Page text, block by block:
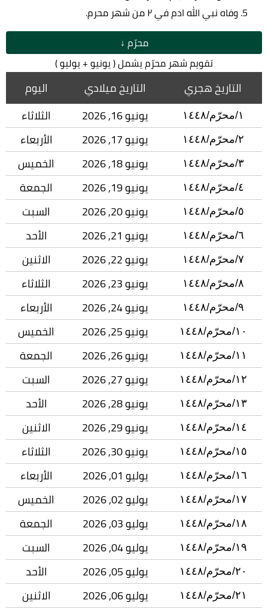
وفاه نبي الله ادم في ٢ من شهر محرم.
محرّم ↓
تقويم شهر محرّم يشمل ( يونيو + يوليو )
التاريخ هجري التاريخ ميلادي اليوم
١/محرّم/١٤٤٨ يونيو 16, 2026 الثلاثاء
٢/محرّم/١٤٤٨ يونيو 17, 2026 الأربعاء
٣/محرّم/١٤٤٨ يونيو 18, 2026 الخميس
٤/محرّم/١٤٤٨ يونيو 19, 2026 الجمعة
٥/محرّم/١٤٤٨ يونيو 20, 2026 السبت
٦/محرّم/١٤٤٨ يونيو 21, 2026 الأحد
٧/محرّم/١٤٤٨ يونيو 22, 2026 الاثنين
٨/محرّم/١٤٤٨ يونيو 23, 2026 الثلاثاء
٩/محرّم/١٤٤٨ يونيو 24, 2026 الأربعاء
١٠/محرّم/١٤٤٨ يونيو 25, 2026 الخميس
١١/محرّم/١٤٤٨ يونيو 26, 2026 الجمعة
١٢/محرّم/١٤٤٨ يونيو 27, 2026 السبت
١٣/محرّم/١٤٤٨ يونيو 28, 2026 الأحد
١٤/محرّم/١٤٤٨ يونيو 29, 2026 الاثنين
١٥/محرّم/١٤٤٨ يونيو 30, 2026 الثلاثاء
١٦/محرّم/١٤٤٨ يوليو 01, 2026 الأربعاء
١٧/محرّم/١٤٤٨ يوليو 02, 2026 الخميس
١٨/محرّم/١٤٤٨ يوليو 03, 2026 الجمعة
١٩/محرّم/١٤٤٨ يوليو 04, 2026 السبت
٢٠/محرّم/١٤٤٨ يوليو 05, 2026 الأحد
٢١/محرّم/١٤٤٨ يوليو 06, 2026 الاثنين